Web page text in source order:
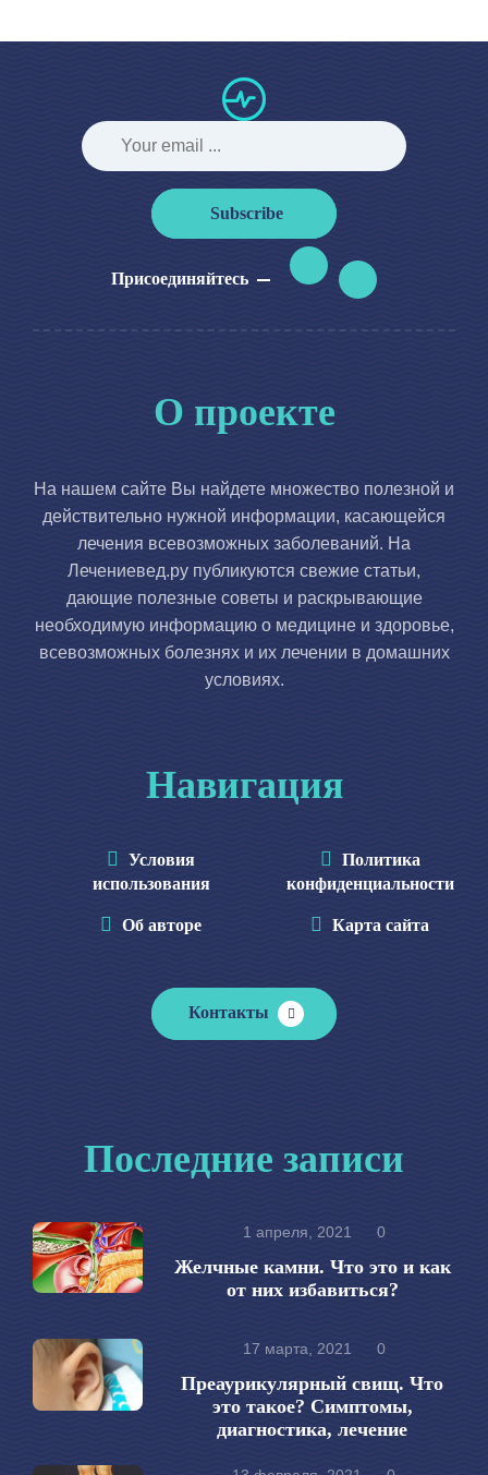
Subscribe
Присоединяйтесь
О проекте
На нашем сайте Вы найдете множество полезной и
действительно нужной информации, касающейся
лечения всевозможных заболеваний. На
Лечениевед.ру публикуются свежие статьи,
дающие полезные советы и раскрывающие
необходимую информацию о медицине и здоровье,
всевозможных болезнях и их лечении в домашних
условиях.
Навигация
Условия
использования
Об авторе
Политика
конфиденциальности
Карта сайта
Контакты
Последние записи
1 апреля, 2021 0
Желчные камни. Что это и как
от них избавиться?
17 марта, 2021 0
Преаурикулярный свищ. Что
это такое? Симптомы,
диагностика, лечение